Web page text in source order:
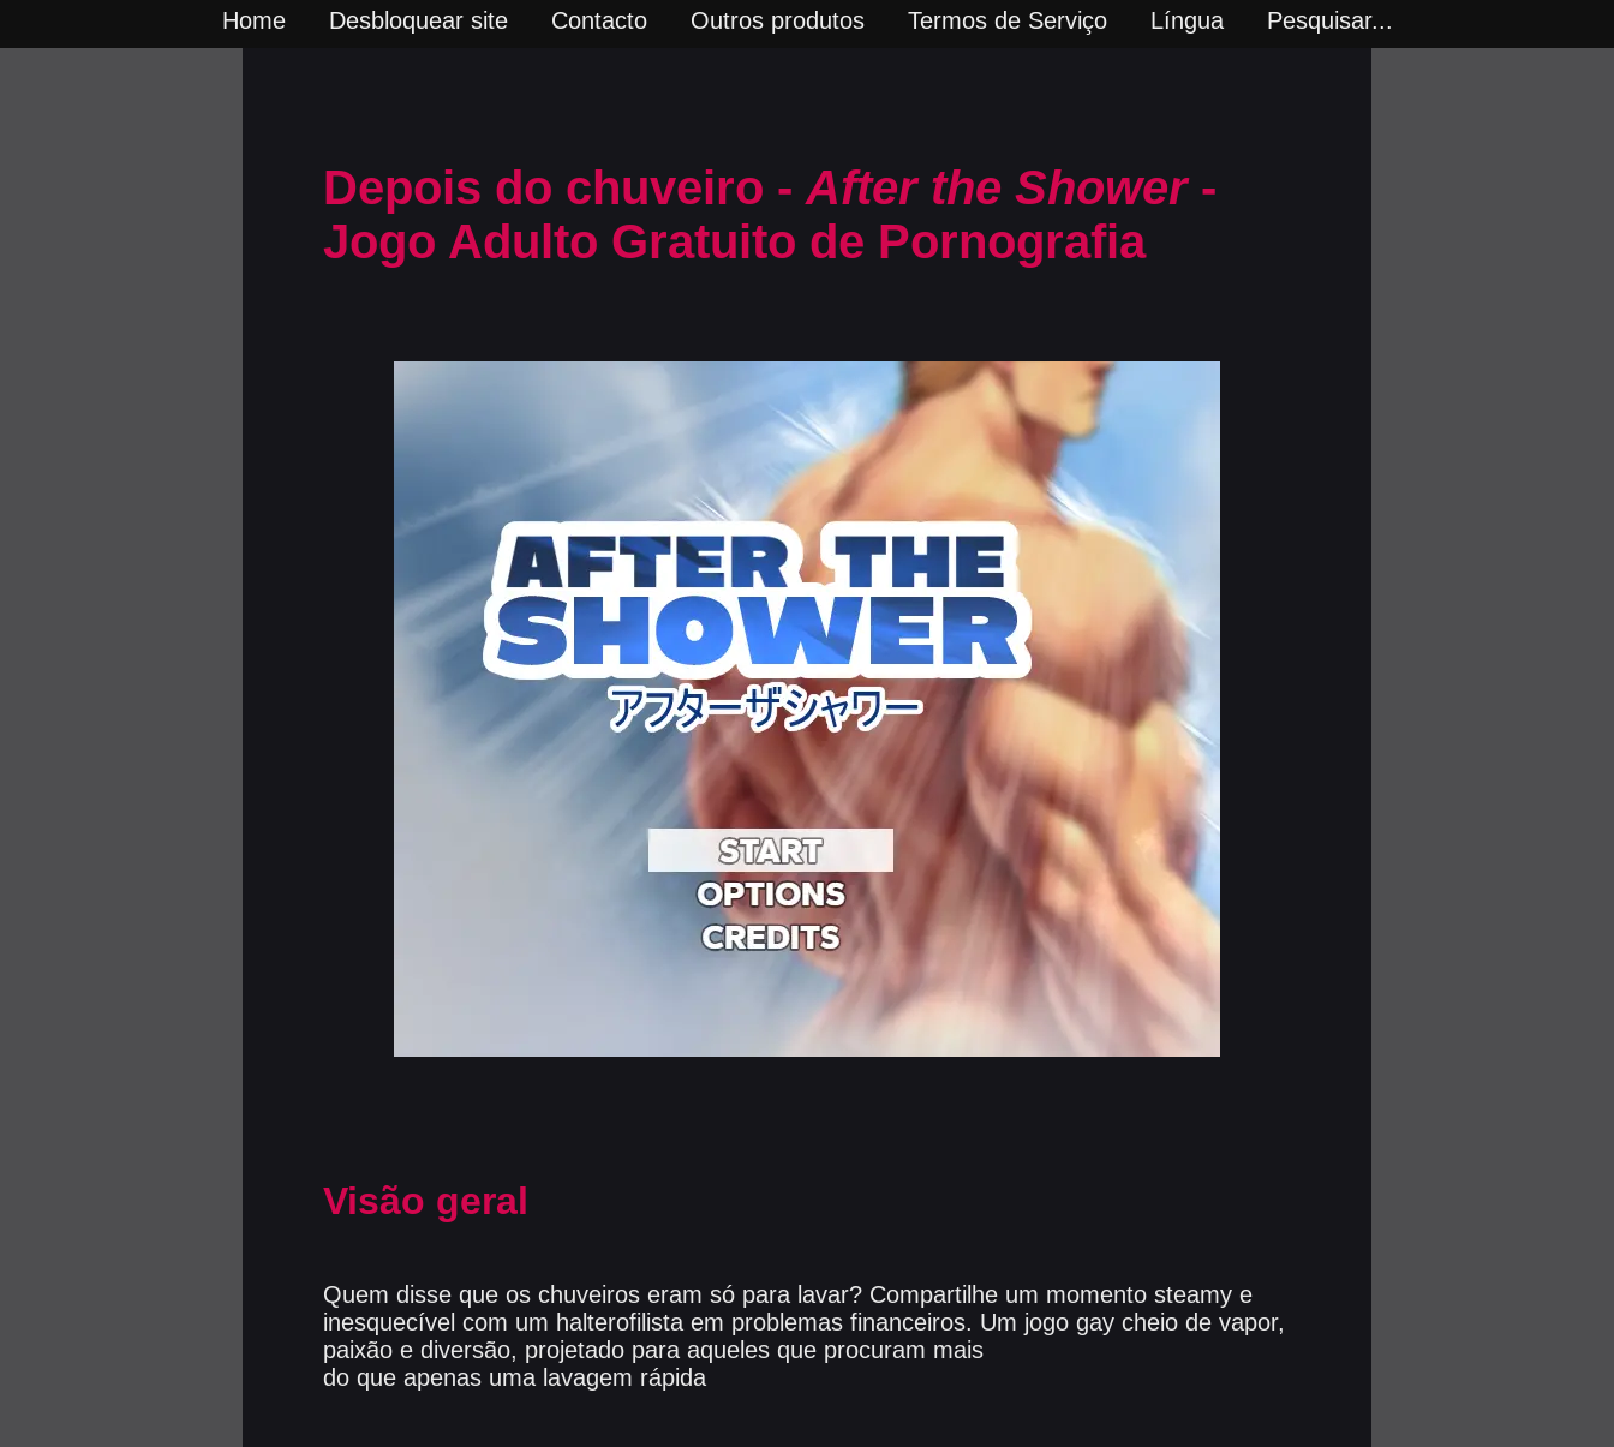
Home Desbloquear site Contacto Outros produtos Termos de Serviço Língua Pesquisar...
Depois do chuveiro - After the Shower-
Jogo Adulto Gratuito de Pornografia
Visão geral
Quem disse que os chuveiros eram só para lavar? Compartilhe um momento steamy e
inesquecível com um halterofilista em problemas financeiros. Um jogo gay cheio de vapor,
paixão e diversão, projetado para aqueles que procuram mais
do que apenas uma lavagem rápida